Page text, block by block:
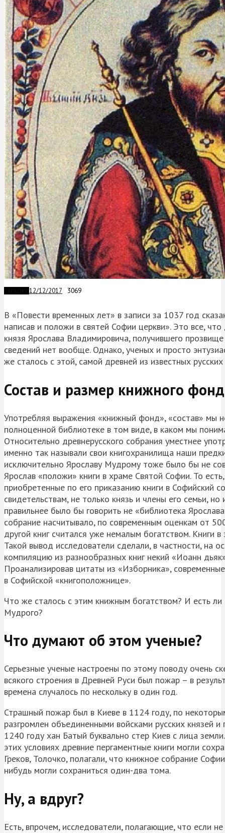
12/12/2017 3069
В «Повести временных лет» в записи за 1037 год
написав и положи в святей Софии церкви». Это все,
князя Ярослава Владимировича, получившего
сведений нет вообще. Однако, ученых и просто
же сталось с этой, самой древней из известных
Состав и размер книжного
Употребляя выражения «книжный фонд», «состав» мы
полноценной библиотеке в том виде, в каком мы
Относительно древнерусского собрания уместнее
именно так называли свои книгохранилища наши
исключительно Ярославу Мудрому тоже было бы не
Ярослав «положи» книги в храме Святой Софии. То
приобретенные по его приказанию книги в Софийский
свидетельствам, не только князь и члены его семьи,
правильнее было бы говорить не «библиотека
собрание насчитывало, по современным оценкам от
другой книг считался уже немалым богатством. Книги
Такой вывод исследователи сделали, в частности, на
компиляцию из разнообразных книг некий «Иоанн
Проанализировав цитаты из «Изборника»,
в Софийской «книгоположнице».
Что же сталось с этим книжным богатством? И есть
Мудрого?
Что думают об этом ученые?
Серьезные ученые настроены по этому поводу очень
всякого строения в Древней Руси был пожар – в
времена случалось по нескольку в один год.
Страшный пожар был в Киеве в 1124 году, по
разгромлен объединенными войсками русских князей
1240 году хан Батый буквально стер Киев с лица
этих условиях древние пергаментные книги могли
Греков, Толочко, полагали, что книжное собрание
нибудь могли сохраниться один-два тома.
Ну, а вдруг?
Есть, впрочем, исследователи, полагающие, что если